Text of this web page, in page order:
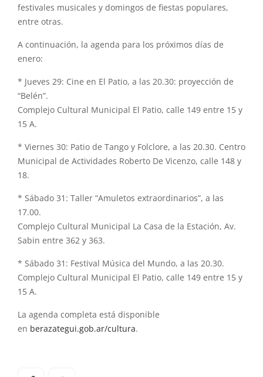
festivales musicales y domingos de fiestas populares,
entre otras.
A continuación, la agenda para los próximos días de
enero:
* Jueves 29: Cine en El Patio, a las 20.30: proyección de
“Belén”.
Complejo Cultural Municipal El Patio, calle 149 entre 15 y
15 A.
* Viernes 30: Patio de Tango y Folclore, a las 20.30. Centro
Municipal de Actividades Roberto De Vicenzo, calle 148 y
18.
* Sábado 31: Taller “Amuletos extraordinarios”, a las
17.00.
Complejo Cultural Municipal La Casa de la Estación, Av.
Sabin entre 362 y 363.
* Sábado 31: Festival Música del Mundo, a las 20.30.
Complejo Cultural Municipal El Patio, calle 149 entre 15 y
15 A.
La agenda completa está disponible
en berazategui.gob.ar/cultura.